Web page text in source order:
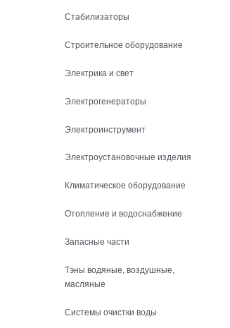
Стабилизаторы
Строительное оборудование
Электрика и свет
Электрогенераторы
Электроинструмент
Электроустановочные изделия
Климатическое оборудование
Отопление и водоснабжение
Запасные части
Тэны водяные, воздушные,
масляные
Системы очистки воды